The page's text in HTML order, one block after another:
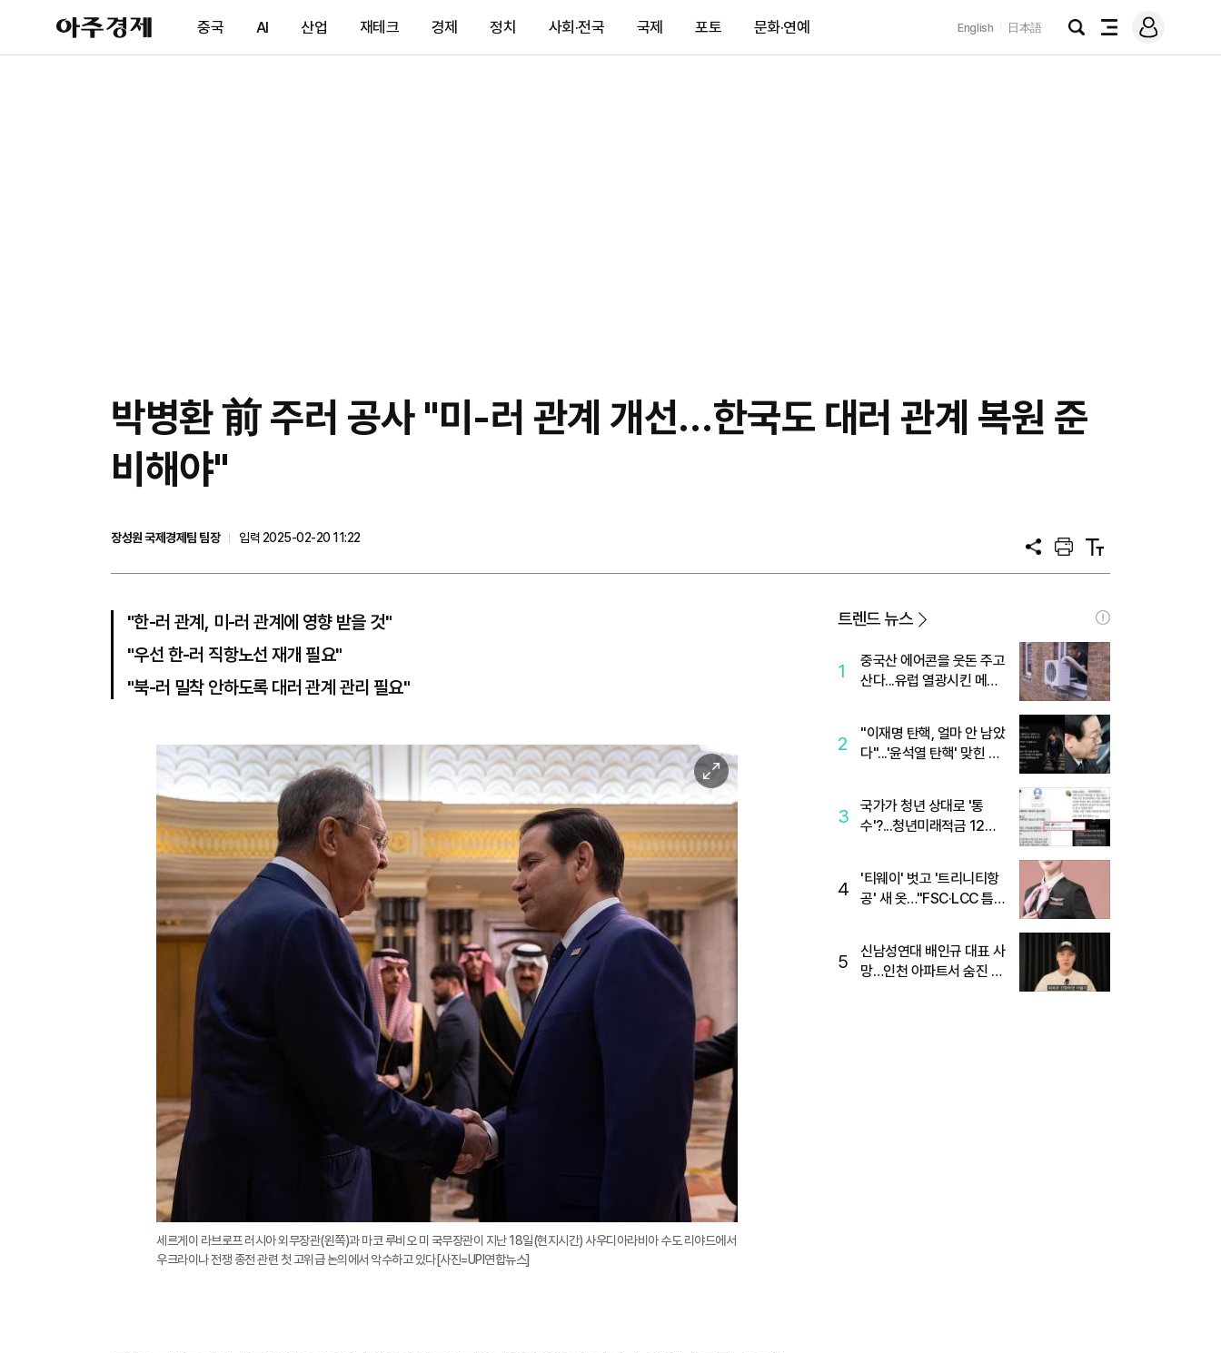
아
주
제
중국 AI 산업 재테크 경제 정치 사회·전국 국제 포토 문화·연예 English 日本語
검
전
메
그
박병환 前 주러 공사 "미-러 관계 개선…한국도 대러 관계 복원 준
비해야"
장성원 국제경제팀 팀장
입력 2025-02-20 11:22
공
프
트
텍
트
"한-러 관계, 미-러 관계에 영향 받을 것"
"우선 한-러 직항노선 재개 필요"
"북-러 밀착 안하도록 대러 관계 관리 필요"
이
미
확
대
세르게이 라브로프 러시아 외무장관(왼쪽)과 마코 루비오 미 국무장관이 지난 18일(현지시간) 사우디아라비아 수도 리야드에서
우크라이나 전쟁 종전 관련 첫 고위급 논의에서 악수하고 있다[사진=UPI연합뉴스]
트렌드 뉴스
1
중국산 에어콘을 웃돈 주고
산다...유럽 열광시킨 메이
2
"이재명 탄핵, 얼마 안 남았
다"...'윤석열 탄핵' 맞힌 무
3
국가가 청년 상대로 '통
수'?...청년미래적금 12%
4
'티웨이' 벗고 '트리니티항
공' 새 옷…"FSC·LCC 틈
5
신남성연대 배인규 대표 사
망…인천 아파트서 숨진 채